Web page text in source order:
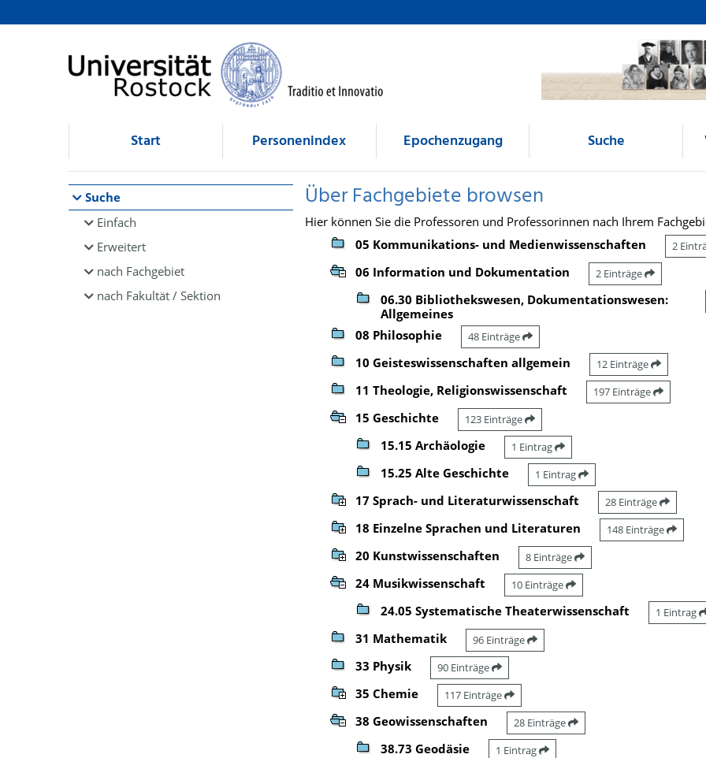
Browsen
direkt zum Inhalt
Start Personenindex Epochenzugang Suche
Suche
Einfach
Erweitert
nach Fachgebiet
nach Fakultät / Sektion
Über Fachgebiete browsen
Hier können Sie die Professoren und Professorinnen nach Ihrem
05 Kommunikations- und Medienwissenschaften
2
06 Information und Dokumentation 2 Einträge
06.30 Bibliothekswesen, Dokumentationswesen:
Allgemeines
08 Philosophie 48 Einträge
10 Geisteswissenschaften allgemein 12 Einträge
11 Theologie, Religionswissenschaft 197 Einträge
15 Geschichte 123 Einträge
15.15 Archäologie 1 Eintrag
15.25 Alte Geschichte 1 Eintrag
17 Sprach- und Literaturwissenschaft 28 Einträge
18 Einzelne Sprachen und Literaturen 148 Einträge
20 Kunstwissenschaften 8 Einträge
24 Musikwissenschaft 10 Einträge
24.05 Systematische Theaterwissenschaft 1 Eintrag
31 Mathematik 96 Einträge
33 Physik 90 Einträge
35 Chemie 117 Einträge
38 Geowissenschaften 28 Einträge
38.73 Geodäsie 1 Eintrag